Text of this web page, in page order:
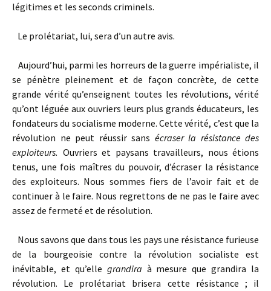
légitimes et les seconds criminels.
Le prolétariat, lui, sera d’un autre avis.
Aujourd’hui, parmi les horreurs de la guerre impérialiste, il
se pénètre pleinement et de façon concrète, de cette
grande vérité qu’enseignent toutes les révolutions, vérité
qu’ont léguée aux ouvriers leurs plus grands éducateurs, les
fondateurs du socialisme moderne. Cette vérité, c’est que la
révolution ne peut réussir sans écraser la résistance des
exploiteurs. Ouvriers et paysans travailleurs, nous étions
tenus, une fois maîtres du pouvoir, d’écraser la résistance
des exploiteurs. Nous sommes fiers de l’avoir fait et de
continuer à le faire. Nous regrettons de ne pas le faire avec
assez de fermeté et de résolution.
Nous savons que dans tous les pays une résistance furieuse
de la bourgeoisie contre la révolution socialiste est
inévitable, et qu’elle grandira à mesure que grandira la
révolution. Le prolétariat brisera cette résistance ; il